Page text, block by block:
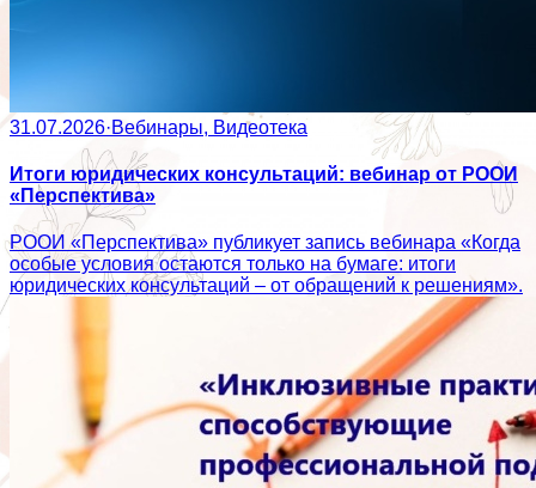
31.07.2026·Вебинары, Видеотека
Итоги юридических консультаций: вебинар от РООИ
«Перспектива»
РООИ «Перспектива» публикует запись вебинара «Когда
особые условия остаются только на бумаге: итоги
юридических консультаций – от обращений к решениям».